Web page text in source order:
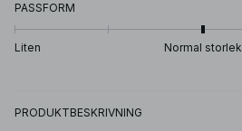
PASSFORM
Liten Normal storlek
PRODUKTBESKRIVNING